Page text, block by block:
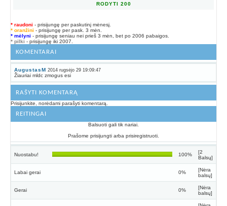
RODYTI 200
* raudoni - prisijungę per paskutinį mėnesį.
* oranžini - prisijungę per pask. 3 mėn.
* mėlyni - prisijungę seniau nei prieš 3 mėn, bet po 2006 pabaigos.
* pilki - prisijungę iki 2007.
KOMENTARAI
AugustasM 2014 rugsėjo 29 19:09:47
Žiauriai mldc zmogus esi
RAŠYTI KOMENTARĄ
Prisijunkite, norėdami parašyti komentarą.
REITINGAI
Balsuoti gali tik nariai.
Prašome prisijungti arba prisiregistruoti.
Nuostabu! 100%
[2
Balsų]
Labai gerai 0%
[Nėra
balsų]
Gerai 0%
[Nėra
balsų]